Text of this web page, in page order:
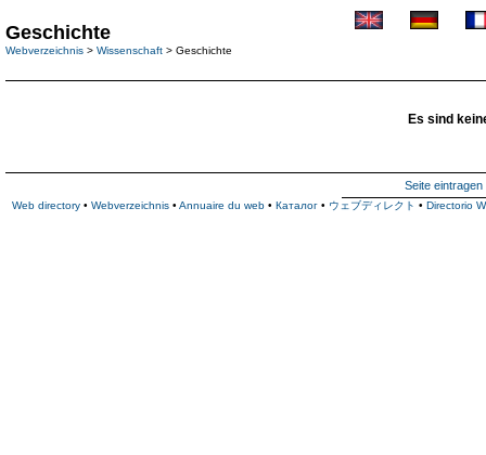
Geschichte
Webverzeichnis > Wissenschaft > Geschichte
Es sind
Seite eintragen
Web directory • Webverzeichnis • Annuaire du web • Каталог • ウェブディレクト • Directorio